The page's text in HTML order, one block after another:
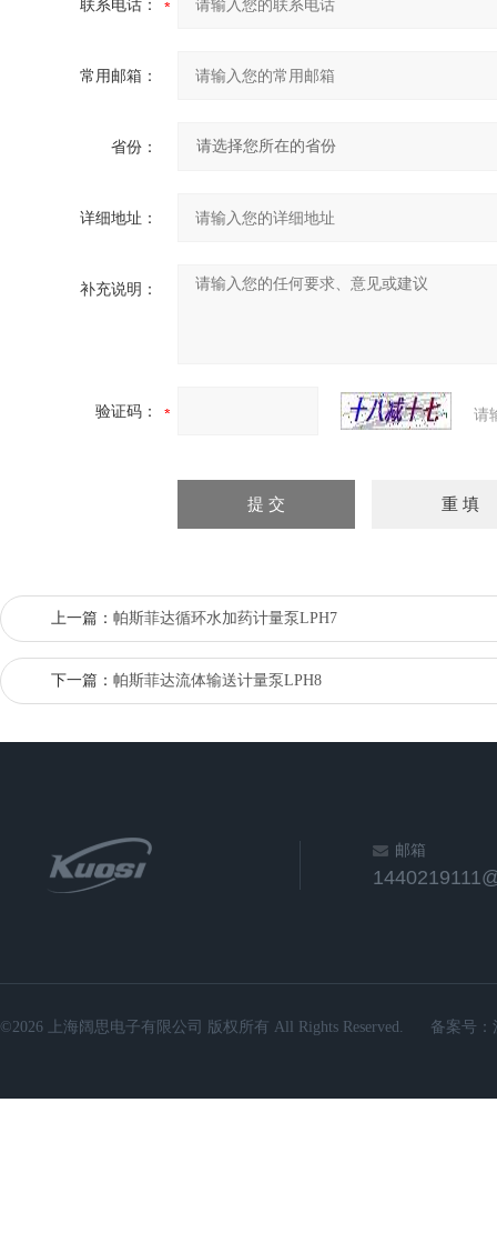
联系电话：
常用邮箱：
省份：
详细地址：
补充说明：
验证码： 请
上一篇： 帕斯菲达循环水加药计量泵LPH7
下一篇： 帕斯菲达流体输送计量泵LPH8
邮箱
©2026 上海阔思电子有限公司 版权所有 All Rights Reserved. 备案号：